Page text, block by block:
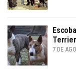
Terrier
7 DE